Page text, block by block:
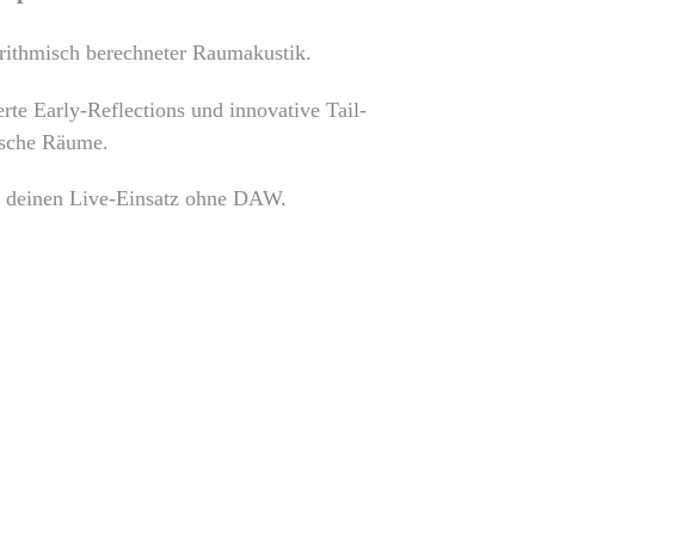
berechneter Raumakustik.
Early-Reflections und innovative Tail-
Räume.
Live-Einsatz ohne DAW.